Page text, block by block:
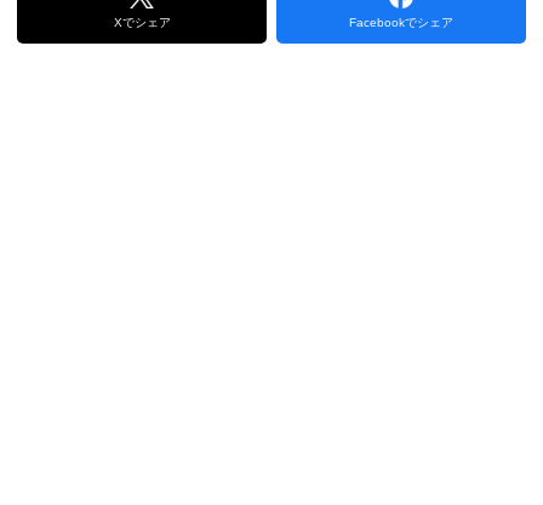
Xでシェア Facebookでシェア